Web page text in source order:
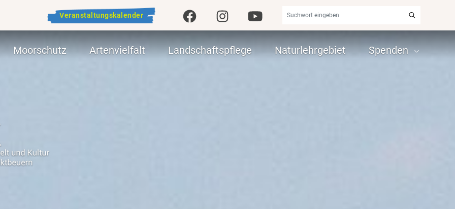
Moorschutz Artenvielfalt Landschaftspflege Naturlehrgebiet Spenden
Veranstaltungskalender FacebookInstagramYouTube